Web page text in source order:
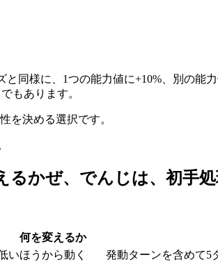
同様に、1つの能力値に+10%、別の能
もあります。
を決める選択です。
るかぜ、でんじは、初手
何を変えるか
いほうから動く 発動ターンを含めて5